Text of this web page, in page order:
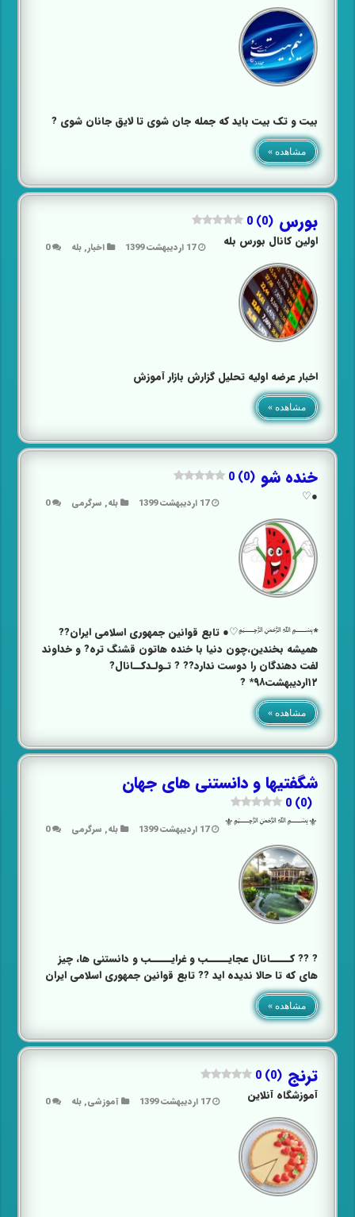
بیت و تک بیت باید که‌ جمله ‌جان‌ شوی ‌تا ‌لایق ‌جانان ‌شوی ?
مشاهده »
بورس 0 (0)
17 اردیبهشت 1399 اخبار,بله 0 اولین کانال بورس بله
اخبار عرضه اولیه تحلیل گزارش بازار آموزش
مشاهده »
خنده شو 0 (0)
17 اردیبهشت 1399 بله, سرگرمی 0 ●♡
*﷽♡● تابع قوانین جمهوری اسلامی ایران??
همیشه بخندین،چون دنیا با خنده هاتون قشنگ تره? و خداوند
لفت دهندگان را دوست ندارد?? ? تـولـدکــانال?
۱۲اردیبهشت۹۸* ?
مشاهده »
شگفتیها و دانستنی ‌های جهان
0 (0)
17 اردیبهشت 1399 بله, سرگرمی 0 ⚜﷽⚜
? ?? کـــــانال عجایـــــب و غرایـــــب و دانستنی ها، چیز
های که تا حالا ندیده اید ?? تابع قوانین جمهوری اسلامی ایران
مشاهده »
ترنج 0 (0)
17 اردیبهشت 1399 آموزشی,بله 0 آموزشگاه آنلاین